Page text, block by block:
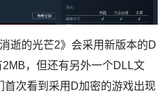
逝的光芒2》会采用新版本的D
，但还有另外一个DLL文
次看到采用D加密的游戏出现